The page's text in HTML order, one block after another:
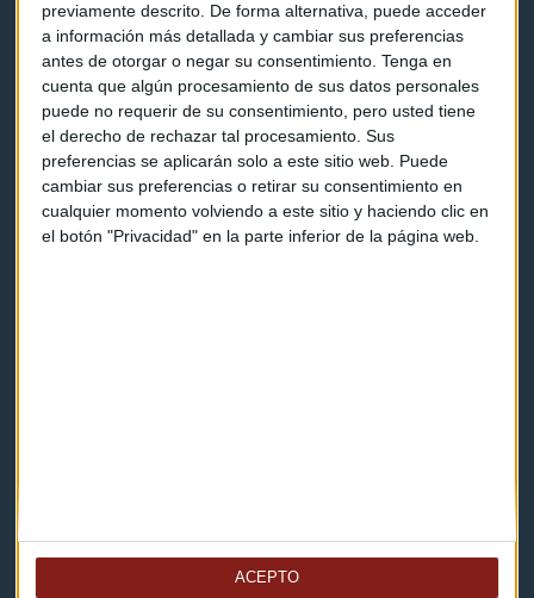
previamente descrito. De forma alternativa, puede acceder
a información más detallada y cambiar sus preferencias
antes de otorgar o negar su consentimiento. Tenga en
cuenta que algún procesamiento de sus datos personales
puede no requerir de su consentimiento, pero usted tiene
el derecho de rechazar tal procesamiento. Sus
preferencias se aplicarán solo a este sitio web. Puede
cambiar sus preferencias o retirar su consentimiento en
cualquier momento volviendo a este sitio y haciendo clic en
el botón "Privacidad" en la parte inferior de la página web.
ACEPTO
Eventos
Consultorios
Programas y podcasts
Contacto & Legal
Contacto